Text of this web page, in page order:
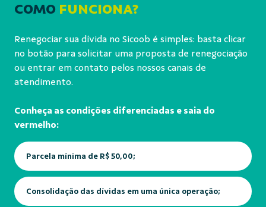
COMO FUNCIONA?
Renegociar sua dívida no Sicoob é simples: basta clicar
no botão para solicitar uma proposta de renegociação
ou entrar em contato pelos nossos canais de
atendimento.
Conheça as condições diferenciadas e saia do
vermelho:
Parcela mínima de R$ 50,00;
Consolidação das dívidas em uma única operação;